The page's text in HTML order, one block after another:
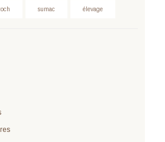
sumac élevage